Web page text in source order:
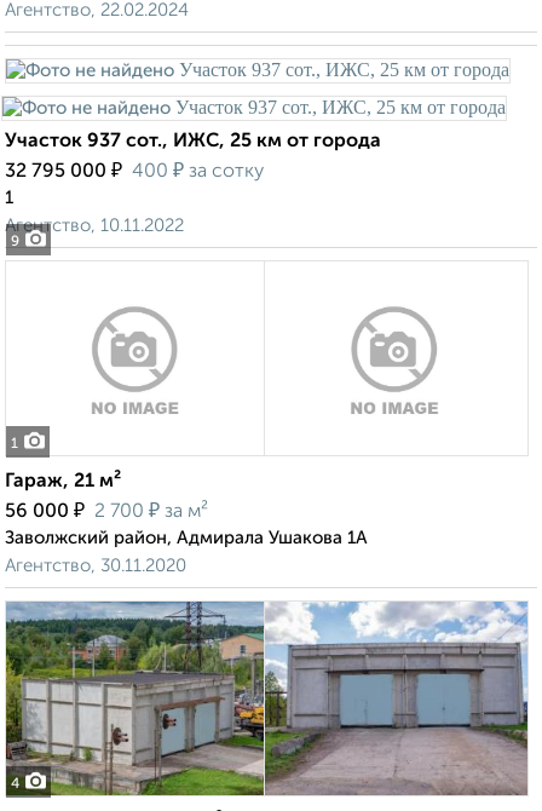
Агентство, 22.02.2024
9
Участок 937 сот., ИЖС, 25 км от города
32 795 000 ₽ 400 ₽ за сотку
1
Агентство, 10.11.2022
1
Гараж, 21 м²
56 000 ₽ 2 700 ₽ за м²
Заволжский район, Адмирала Ушакова 1А
Агентство, 30.11.2020
4